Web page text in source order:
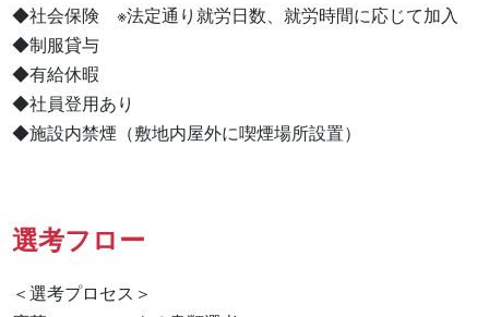
◆社会保険　※法定通り就労日数、就労時間に応じて加入
◆制服貸与
◆有給休暇
◆社員登用あり
◆施設内禁煙（敷地内屋外に喫煙場所設置）
選考フロー
＜選考プロセス＞